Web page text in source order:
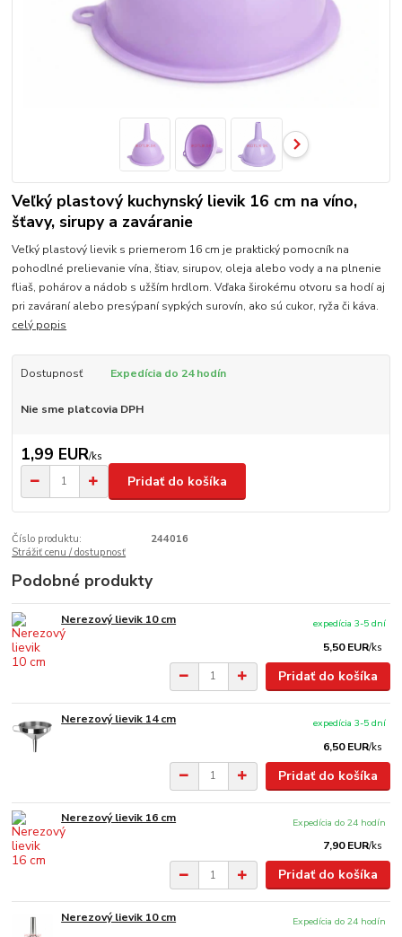
Veľký plastový kuchynský lievik 16 cm na víno,
šťavy, sirupy a zaváranie
Veľký plastový lievik s priemerom 16 cm je praktický pomocník na
pohodlné prelievanie vína, štiav, sirupov, oleja alebo vody a na plnenie
fliaš, pohárov a nádob s užším hrdlom. Vďaka širokému otvoru sa hodí aj
pri zaváraní alebo presýpaní sypkých surovín, ako sú cukor, ryža či káva.
celý popis
Dostupnosť Expedícia do 24 hodín
Nie sme platcovia DPH
1,99 EUR/ks
Pridať do košíka
Číslo produktu:
244016
Strážiť cenu / dostupnosť
Podobné produkty
Nerezový lievik 10 cm
5,50 EUR/ks
expedícia 3-5 dní
Pridať do košíka
Nerezový lievik 14 cm
6,50 EUR/ks
expedícia 3-5 dní
Pridať do košíka
Nerezový lievik 16 cm
7,90 EUR/ks
Expedícia do 24 hodín
Pridať do košíka
Nerezový lievik 10 cm
Expedícia do 24 hodín